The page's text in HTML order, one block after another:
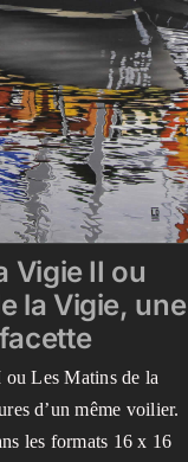
multifacette
Peintures terminées
Vigie II ou
la Vigie, une
Les Matins de la
d’un même voilier.
les formats 16 x 16